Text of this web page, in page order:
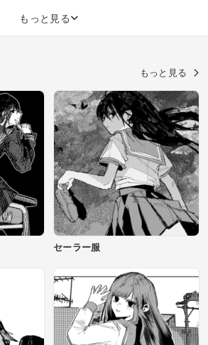
もっと見る
もっと見る
セーラー服